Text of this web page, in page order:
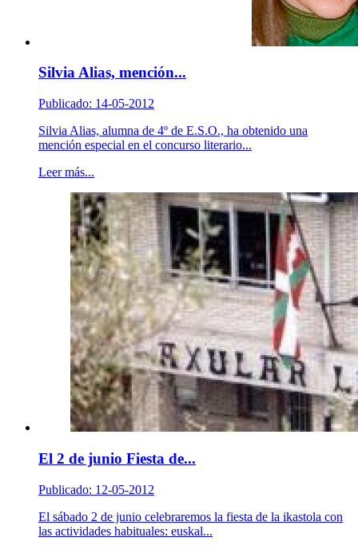
Silvia Alias, mención...
Publicado: 14-05-2012
Silvia Alias, alumna de 4º de E.S.O., ha obtenido una
mención especial en el concurso literario...
Leer más...
El 2 de junio Fiesta de...
Publicado: 12-05-2012
El sábado 2 de junio celebraremos la fiesta de la ikastola con
las actividades habituales: euskal...